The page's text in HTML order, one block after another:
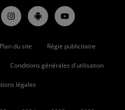
Plan du site Régie publicitaire
Conditions générales d'utilisation
légales